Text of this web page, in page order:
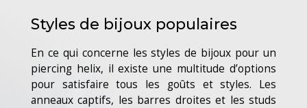
Styles de bijoux populaires
En ce qui concerne les styles de bijoux pour un
piercing helix, il existe une multitude d’options
pour satisfaire tous les goûts et styles. Les
anneaux captifs, les barres droites et les studs